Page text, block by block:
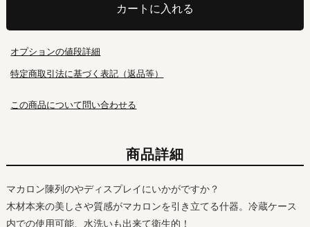
カートに入れる
オプションの値段詳細
特定商取引法に基づく表記（返品等）
この商品について問い合わせる
商品詳細
マカロン陳列のやディスプレイにいかがですか？
木材本来の美しさや質感がマカロンを引き立てる什器。冷蔵ケース
内での使用可能、水洗いも出来て衛生的！